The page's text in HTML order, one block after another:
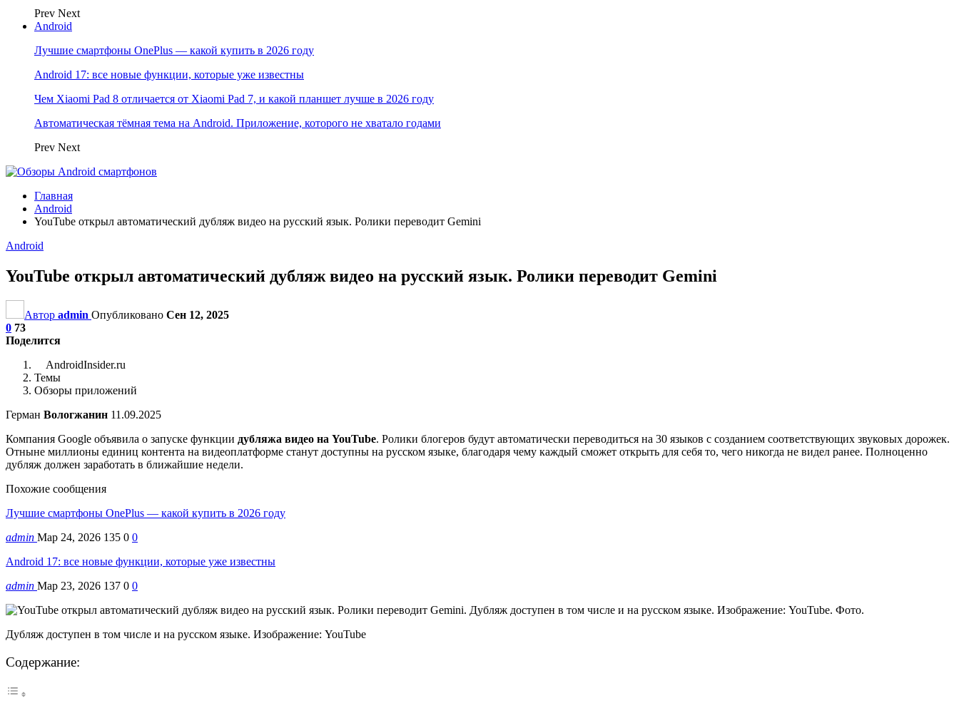
Prev Next
Android
Лучшие смартфоны OnePlus — какой купить в 2026 году
Android 17: все новые функции, которые уже известны
Чем Xiaomi Pad 8 отличается от Xiaomi Pad 7, и какой планшет лучше в 2026 году
Автоматическая тёмная тема на Android. Приложение, которого не хватало годами
Prev Next
Главная
Android
YouTube открыл автоматический дубляж видео на русский язык. Ролики переводит Gemini
Android
YouTube открыл автоматический дубляж видео на русский язык. Ролики переводит Gemini
Автор admin Опубликовано Сен 12, 2025
0 73
Поделится
AndroidInsider.ru
Темы
Обзоры приложений
Герман Вологжанин 11.09.2025
Компания Google объявила о запуске функции дубляжа видео на YouTube. Ролики блогеров будут автоматически переводиться на 30 языков с созданием соответствующих звуковых дорожек.
Отныне миллионы единиц контента на видеоплатформе станут доступны на русском языке, благодаря чему каждый сможет открыть для себя то, чего никогда не видел ранее. Полноценно
дубляж должен заработать в ближайшие недели.
Похожие сообщения
Лучшие смартфоны OnePlus — какой купить в 2026 году
admin Мар 24, 2026 135 0 0
Android 17: все новые функции, которые уже известны
admin Мар 23, 2026 137 0 0
Дубляж доступен в том числе и на русском языке. Изображение: YouTube
Содержание: